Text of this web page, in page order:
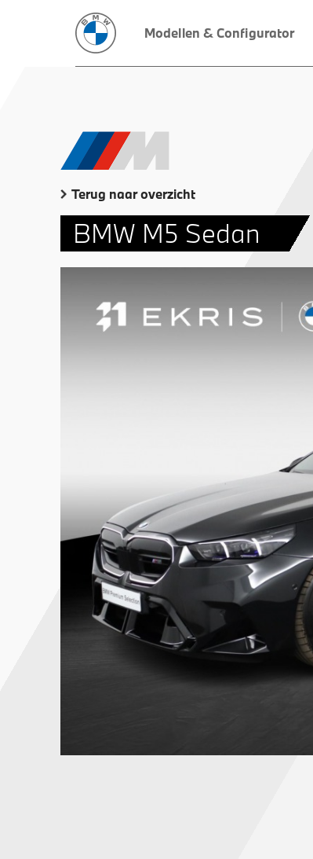
Modellen & Configurator
Terug naar overzicht
BMW M5 Sedan